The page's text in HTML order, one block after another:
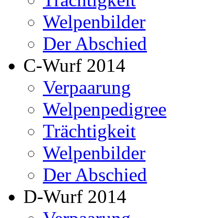
Welpenbilder
Der Abschied
C-Wurf 2014
Verpaarung
Welpenpedigree
Trächtigkeit
Welpenbilder
Der Abschied
D-Wurf 2014